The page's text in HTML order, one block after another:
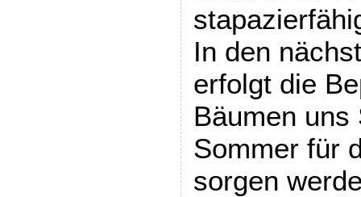
In den
erfolgt die
Bäumen
Sommer für
sorgen